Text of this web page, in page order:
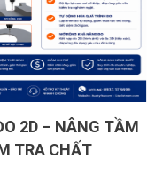
2D – NÂNG TẦM
TRA CHẤT